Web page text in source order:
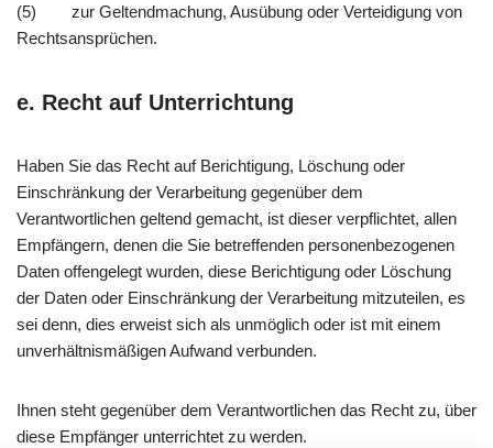
(5) zur Geltendmachung, Ausübung oder Verteidigung von
Rechtsansprüchen.
e. Recht auf Unterrichtung
Haben Sie das Recht auf Berichtigung, Löschung oder
Einschränkung der Verarbeitung gegenüber dem
Verantwortlichen geltend gemacht, ist dieser verpflichtet, allen
Empfängern, denen die Sie betreffenden personenbezogenen
Daten offengelegt wurden, diese Berichtigung oder Löschung
der Daten oder Einschränkung der Verarbeitung mitzuteilen, es
sei denn, dies erweist sich als unmöglich oder ist mit einem
unverhältnismäßigen Aufwand verbunden.
Ihnen steht gegenüber dem Verantwortlichen das Recht zu, über
diese Empfänger unterrichtet zu werden.